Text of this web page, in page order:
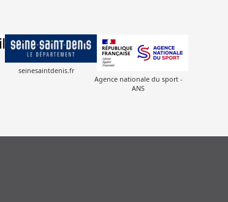
seinesaintdenis.fr
Agence nationale du sport -
ANS